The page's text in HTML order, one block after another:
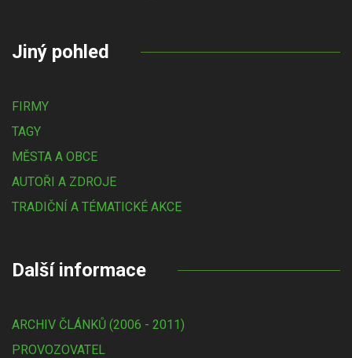
Jiný pohled
FIRMY
TAGY
MĚSTA A OBCE
AUTOŘI A ZDROJE
TRADIČNÍ A TÉMATICKÉ AKCE
Další informace
ARCHIV ČLÁNKŮ (2006 - 2011)
PROVOZOVATEL